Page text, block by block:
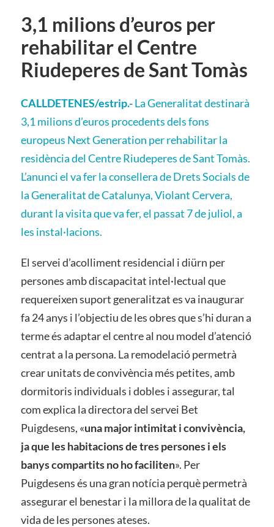
3,1 milions d’euros per
rehabilitar el Centre
Riudeperes de Sant Tomàs
CALLDETENES/estrip.-La Generalitat destinarà
3,1 milions d’euros procedents dels fons
europeus Next Generation per rehabilitar la
residència del Centre Riudeperes de Sant Tomàs.
L’anunci el va fer la consellera de Drets Socials de
la Generalitat de Catalunya, Violant Cervera,
durant la visita que va fer, el passat 7 de juliol, a
les instal·lacions.
El servei d’acolliment residencial i diürn per
persones amb discapacitat intel·lectual que
requereixen suport generalitzat es va inaugurar
fa 24 anys i l’objectiu de les obres que s’hi duran a
terme és adaptar el centre al nou model d’atenció
centrat a la persona. La remodelació permetrà
crear unitats de convivència més petites, amb
dormitoris individuals i dobles i assegurar, tal
com explica la directora del servei Bet
Puigdesens, «una major intimitat i convivència,
ja que les habitacions de tres persones i els
banys compartits no ho faciliten». Per
Puigdesens és una gran notícia perquè permetrà
assegurar el benestar i la millora de la qualitat de
vida de les persones ateses.